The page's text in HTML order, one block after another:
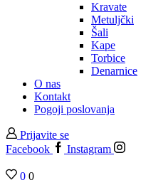
Kravate
Metuljčki
Šali
Kape
Torbice
Denarnice
O nas
Kontakt
Pogoji poslovanja
Prijavite se
Facebook
Instagram
0 0